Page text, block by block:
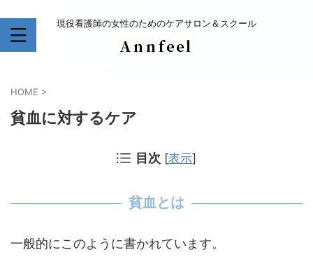
現役看護師の女性のためのケアサロン＆スクール
HOME >
貧血に対するケア
目次 [表示]
貧血とは
一般的にこのように書かれています。